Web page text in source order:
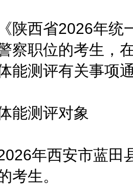
西省2026年统
察职位的考生，
能测评有关事项
测评对象
年西安市蓝田
考生。